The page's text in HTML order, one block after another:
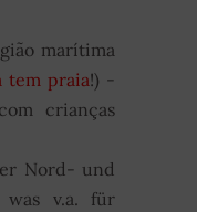
marítima
tem praia!) -
crianças
Nord- und
v.a. für